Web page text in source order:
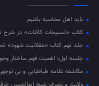
باید اهل محاسبه باشیم
کتاب «تسبیحات کائنات» در شرح
جلد نهم کتاب «عقلانیت شهود»
جلسه اول؛ اهمیت فهم ساختار
مکاشفه علامه طباطبایی و بی